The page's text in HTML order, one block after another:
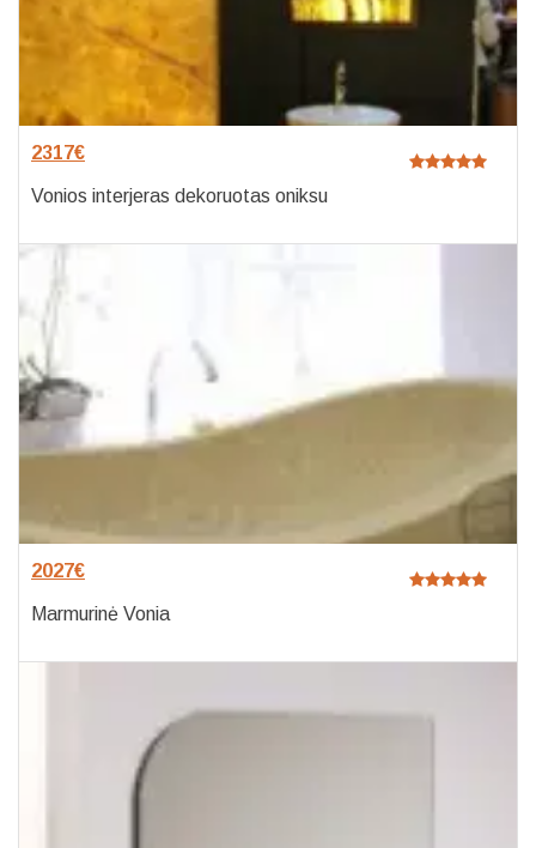
2317€
Vonios interjeras dekoruotas oniksu
2027€
Marmurinė Vonia